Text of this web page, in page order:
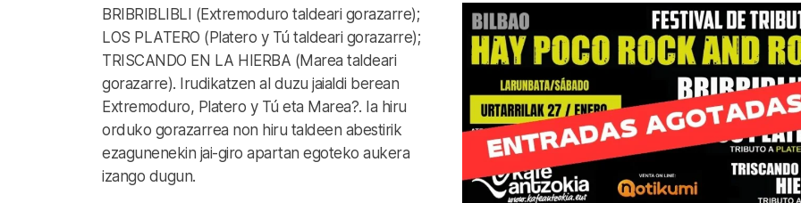
BRIBRIBLIBLI (Extremoduro taldeari gorazarre);
LOS PLATERO (Platero y Tú taldeari gorazarre);
TRISCANDO EN LA HIERBA (Marea taldeari
gorazarre). Irudikatzen al duzu jaialdi berean
Extremoduro, Platero y Tú eta Marea?. Ia hiru
orduko gorazarrea non hiru taldeen abestirik
ezagunenekin jai-giro apartan egoteko aukera
izango dugun.